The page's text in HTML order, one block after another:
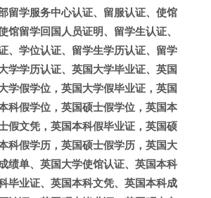
留学服务中心认证、留服认证、使馆
馆留学回国人员证明、留学生认证、
、学位认证、留学生学历认证、留学
学学历认证、英国大学毕业证、英国
学假学位，英国大学假毕业证，英国
科假学位，英国硕士假学位，英国本
假文凭，英国本科假毕业证，英国硕
科假学历，英国硕士假学历，英国大
绩单、英国大学使馆认证、英国本科
毕业证、英国本科文凭、英国本科成